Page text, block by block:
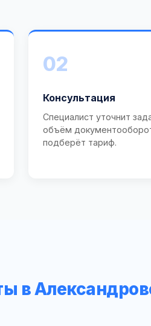
02
Консультация
Специалист уточнит
объём
подберёт тариф.
в